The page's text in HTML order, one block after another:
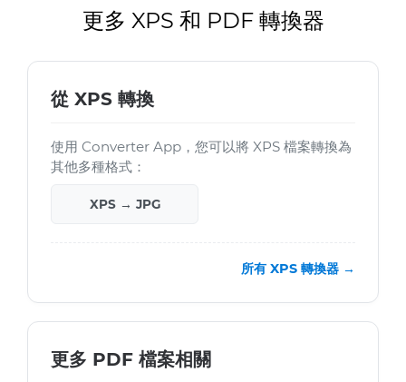
更多 XPS 和 PDF 轉換器
從 XPS 轉換
使用 Converter App，您可以將 XPS 檔案轉換為
其他多種格式：
XPS → JPG
所有 XPS 轉換器 →
更多 PDF 檔案相關